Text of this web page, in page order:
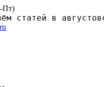
Пт)
в